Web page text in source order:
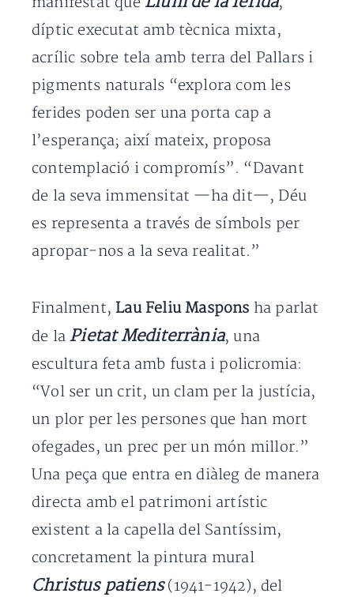
díptic executat amb tècnica mixta,
acrílic sobre tela amb terra del Pallars i
pigments naturals “explora com les
ferides poden ser una porta cap a
l’esperança; així mateix, proposa
contemplació i compromís”. “Davant
de la seva immensitat —ha dit—, Déu
es representa a través de símbols per
apropar-nos a la seva realitat.”
Finalment, Lau Feliu Maspons ha parlat
de laPietat Mediterrània, una
escultura feta amb fusta i policromia:
“Vol ser un crit, un clam per la justícia,
un plor per les persones que han mort
ofegades, un prec per un món millor.”
Una peça que entra en diàleg de manera
directa amb el patrimoni artístic
existent a la capella del Santíssim,
concretament la pintura mural
Christus patiens(1941-1942), del